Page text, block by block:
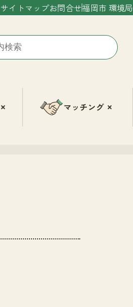
サイトマップお問合せ福岡市 環境局
マッチング